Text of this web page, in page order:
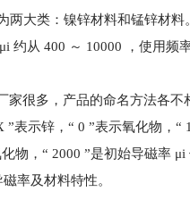
大类：镍锌材料和锰锌材料
约从 400 ～ 10000 ，使用频
家很多，产品的命名方法各
”表示锌，“ 0 ”表示氧化物，
物，“ 2000 ”是初始导磁率
率及材料特性。